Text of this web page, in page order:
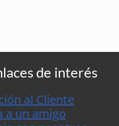
de interés
al Cliente
a un amigo